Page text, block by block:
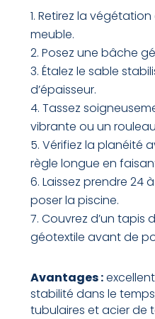
Retirez la végétation
meuble.
Posez une bâche
Étalez le sable
d’épaisseur.
Tassez
vibrante ou un
Vérifiez la planéité
règle longue en
Laissez prendre 24
poser la piscine.
Couvrez d’un tapis
géotextile avant de
Avantages :
stabilité dans le
tubulaires et acier de